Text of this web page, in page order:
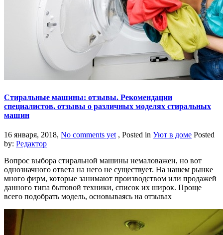
Стиральные машины: отзывы. Рекомендации
специалистов, отзывы о различных моделях стиральных
машин
16 января, 2018, No comments yet , Posted in Уют в доме Posted
by: Редактор
Вопрос выбора стиральной машины немаловажен, но вот
однозначного ответа на него не существует. На нашем рынке
много фирм, которые занимают производством или продажей
данного типа бытовой техники, список их широк. Проще
всего подобрать модель, основываясь на отзывах